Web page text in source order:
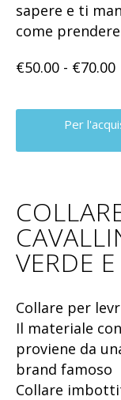
sapere e ti
come
€50.00 - €70.00
Per
VERDE
Collare per
Il materiale
proviene da
brand famoso
Collare